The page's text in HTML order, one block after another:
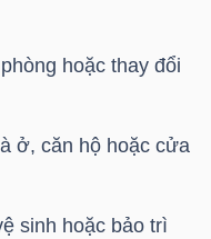
hoặc thay đổi
ở, căn hộ hoặc cửa
sinh hoặc bảo trì